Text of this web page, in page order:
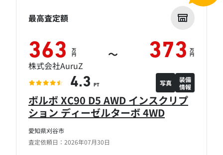
愛知県刈谷市
査定依頼日：2026年07月30日
ボルボ XC90 D5 AWD インスクリプ
ション ディーゼルターボ 4WD
最高査定額
363 万
円 ～ 373 万
円
株式会社AuruZ
4.3 PT 写真
装備
情報